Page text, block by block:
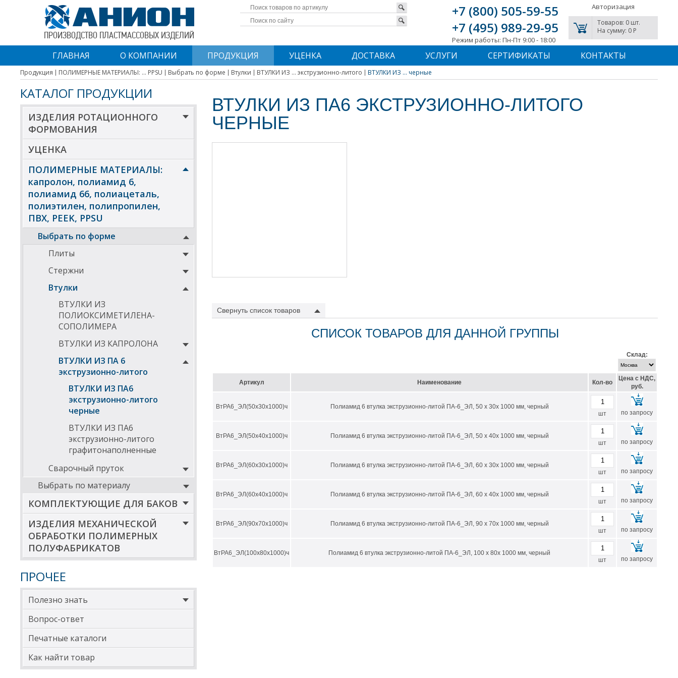
+7 (800) 505-59-55
+7 (495) 989-29-95
Режим работы: Пн-Пт 9:00 - 18:00
Авторизация
Товаров: 0 шт.
На сумму: 0 P
ПРОИЗВОДСТВО ПЛАСТМАССОВЫХ ИЗДЕЛИЙ
ГЛАВНАЯ О КОМПАНИИ ПРОДУКЦИЯ УЦЕНКА ДОСТАВКА УСЛУГИ СЕРТИФИКАТЫ КОНТАКТЫ
Продукция ПОЛИМЕРНЫЕ МАТЕРИАЛЫ: ... PPSU Выбрать по форме Втулки ВТУЛКИ ИЗ ... экструзионно-литого ВТУЛКИ ИЗ ... черные
КАТАЛОГ ПРОДУКЦИИ
ИЗДЕЛИЯ РОТАЦИОННОГО
ФОРМОВАНИЯ
УЦЕНКА
ПОЛИМЕРНЫЕ МАТЕРИАЛЫ:
капролон, полиамид 6,
полиамид 66, полиацеталь,
полиэтилен, полипропилен,
ПВХ, PEEK, PPSU
Выбрать по форме
Плиты
Стержни
Втулки
ВТУЛКИ ИЗ
ПОЛИОКСИМЕТИЛЕНА-
СОПОЛИМЕРА
ВТУЛКИ ИЗ КАПРОЛОНА
ВТУЛКИ ИЗ ПА 6
экструзионно-литого
ВТУЛКИ ИЗ ПА6
экструзионно-литого
черные
ВТУЛКИ ИЗ ПА6
экструзионно-литого
графитонаполненные
Сварочный пруток
Выбрать по материалу
КОМПЛЕКТУЮЩИЕ ДЛЯ БАКОВ
ИЗДЕЛИЯ МЕХАНИЧЕСКОЙ
ОБРАБОТКИ ПОЛИМЕРНЫХ
ПОЛУФАБРИКАТОВ
ПРОЧЕЕ
Полезно знать
Вопрос-ответ
Печатные каталоги
Как найти товар
ВТУЛКИ ИЗ ПА6 ЭКСТРУЗИОННО-ЛИТОГО
ЧЕРНЫЕ
Свернуть список товаров
СПИСОК ТОВАРОВ ДЛЯ ДАННОЙ ГРУППЫ
Склад:
Артикул Наименование Кол-во
Цена с НДС,
руб.
ВтРА6_ЭЛ(50х30х1000)ч
Полиамид 6 втулка экструзионно-литой ПА-6_ЭЛ, 50 х 30х 1000 мм, черный
шт
по запросу
ВтРА6_ЭЛ(50х40х1000)ч
Полиамид 6 втулка экструзионно-литой ПА-6_ЭЛ, 50 х 40х 1000 мм, черный
шт
по запросу
ВтРА6_ЭЛ(60х30х1000)ч
Полиамид 6 втулка экструзионно-литой ПА-6_ЭЛ, 60 х 30х 1000 мм, черный
шт
по запросу
ВтРА6_ЭЛ(60х40х1000)ч
Полиамид 6 втулка экструзионно-литой ПА-6_ЭЛ, 60 х 40х 1000 мм, черный
шт
по запросу
ВтРА6_ЭЛ(90х70х1000)ч
Полиамид 6 втулка экструзионно-литой ПА-6_ЭЛ, 90 х 70х 1000 мм, черный
шт
по запросу
ВтРА6_ЭЛ(100х80х1000)ч
Полиамид 6 втулка экструзионно-литой ПА-6_ЭЛ, 100 х 80х 1000 мм, черный
шт
по запросу